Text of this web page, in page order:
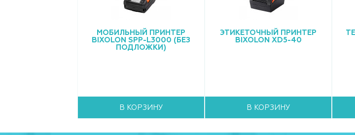
МОБИЛЬНЫЙ ПРИНТЕР
BIXOLON SPP-L3000 (БЕЗ
ПОДЛОЖКИ)
В КОРЗИНУ
ЭТИКЕТОЧНЫЙ ПРИНТЕР
BIXOLON XD5-40
В КОРЗИНУ